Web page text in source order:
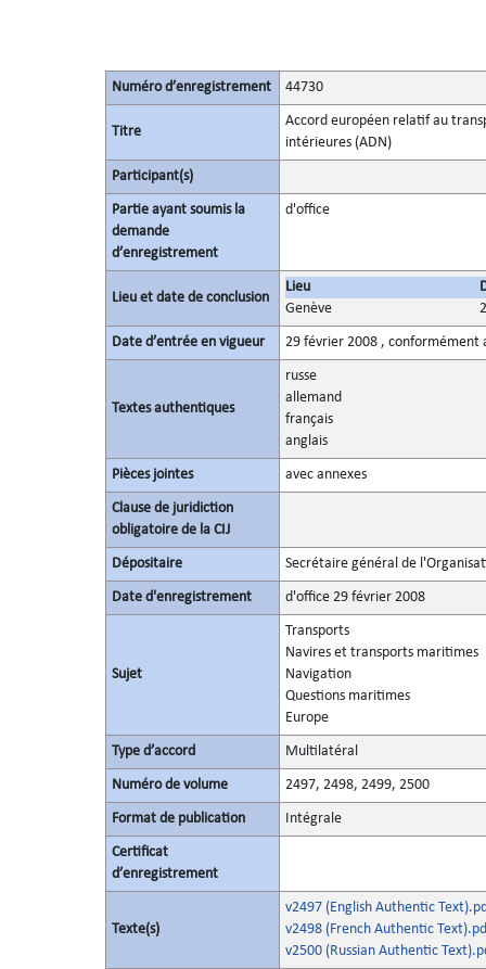
Numéro d’enregistrement 44730
Titre
Accord européen relatif au
intérieures (ADN)
Participant(s)
Partie ayant soumis la
demande
d’enregistrement
d'office
Lieu et date de conclusion
Lieu
Genève
Date d’entrée en vigueur 29 février 2008 , conformément
Textes authentiques
russe
allemand
français
anglais
Pièces jointes avec annexes
Clause de juridiction
obligatoire de la CIJ
Dépositaire Secrétaire général de
Date d'enregistrement d'office 29 février 2008
Sujet
Transports
Navires et transports maritimes
Navigation
Questions maritimes
Europe
Type d’accord Multilatéral
Numéro de volume 2497, 2498, 2499, 2500
Format de publication Intégrale
Certificat
d’enregistrement
Texte(s)
v2497 (English Authentic
v2498 (French Authentic
v2500 (Russian Authentic